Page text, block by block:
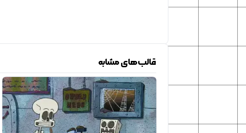
قالب‌های مشابه